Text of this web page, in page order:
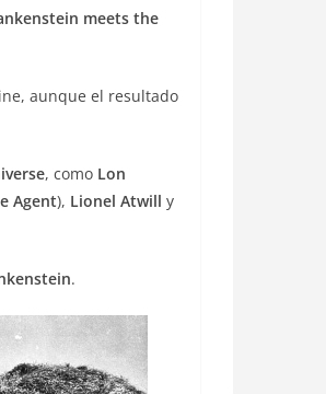
meets the
aunque el resultado
, como Lon
Agent), Lionel Atwill y
.